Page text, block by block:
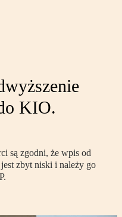
KIO.
są zgodni, że wpis od
zbyt niski i należy go